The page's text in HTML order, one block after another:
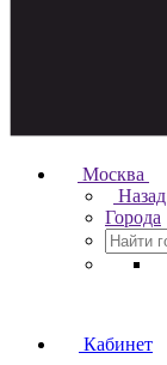
Москва
Назад
Города
Кабинет